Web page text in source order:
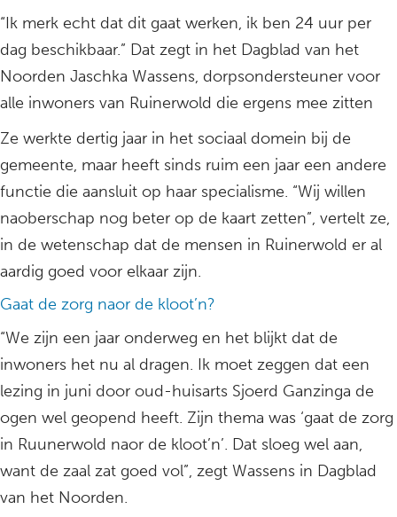
“Ik merk echt dat dit gaat werken, ik ben 24 uur per
dag beschikbaar.” Dat zegt in het Dagblad van het
Noorden Jaschka Wassens, dorpsondersteuner voor
alle inwoners van Ruinerwold die ergens mee zitten
Ze werkte dertig jaar in het sociaal domein bij de
gemeente, maar heeft sinds ruim een jaar een andere
functie die aansluit op haar specialisme. “Wij willen
naoberschap nog beter op de kaart zetten”, vertelt ze,
in de wetenschap dat de mensen in Ruinerwold er al
aardig goed voor elkaar zijn.
Gaat de zorg naor de kloot’n?
“We zijn een jaar onderweg en het blijkt dat de
inwoners het nu al dragen. Ik moet zeggen dat een
lezing in juni door oud-huisarts Sjoerd Ganzinga de
ogen wel geopend heeft. Zijn thema was ‘gaat de zorg
in Ruunerwold naor de kloot’n’. Dat sloeg wel aan,
want de zaal zat goed vol”, zegt Wassens in Dagblad
van het Noorden.